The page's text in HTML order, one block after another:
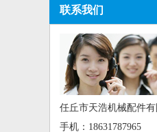
联系我们
任丘市天浩机械配件有
手机：18631787965